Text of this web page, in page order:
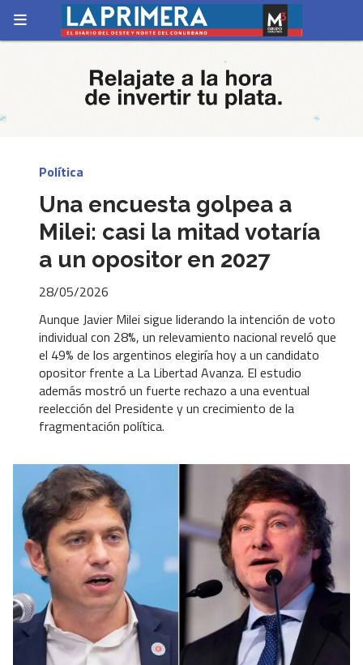
Una encuesta golpea a
Milei: casi la mitad votaría
a un opositor en 2027
Aunque Javier Milei sigue liderando la intención de voto
individual con 28%, un relevamiento nacional reveló que
el 49% de los argentinos elegiría hoy a un candidato
opositor frente a La Libertad Avanza. El estudio
además mostró un fuerte rechazo a una eventual
reelección del Presidente y un crecimiento de la
fragmentación política.
Política
28/05/2026